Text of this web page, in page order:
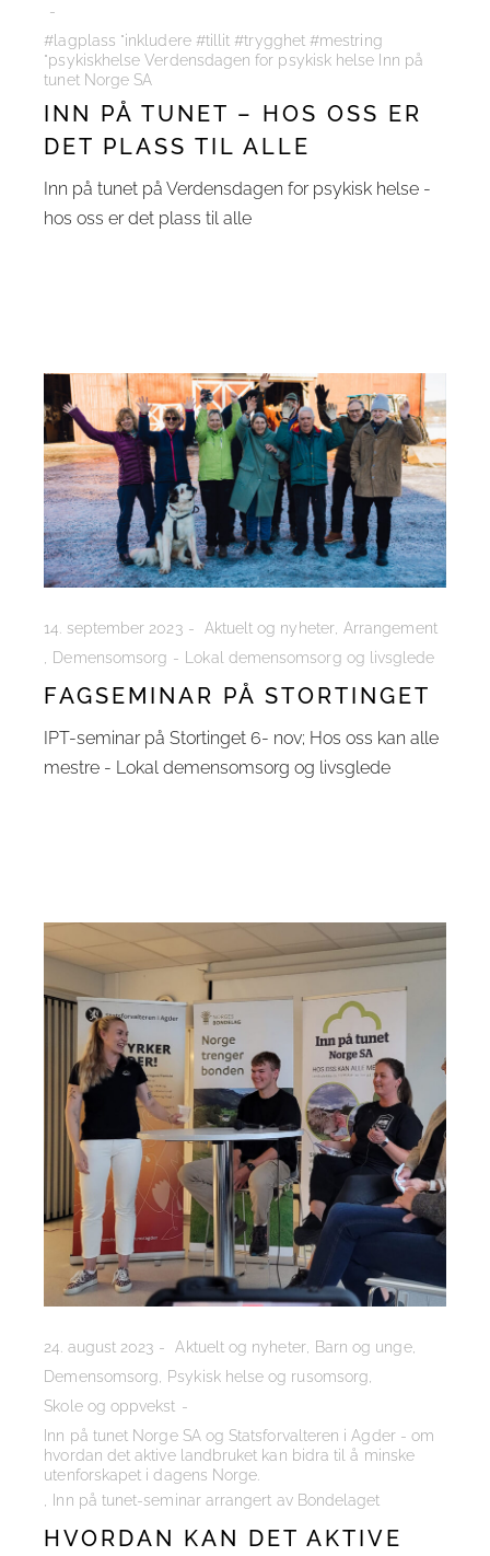
#lagplass "inkludere #tillit #trygghet #mestring
"psykiskhelse Verdensdagen for psykisk helse Inn på
tunet Norge SA
INN PÅ TUNET – HOS OSS ER
DET PLASS TIL ALLE
Inn på tunet på Verdensdagen for psykisk helse -
hos oss er det plass til alle
14. september 2023 Aktuelt og nyheter Arrangement
Demensomsorg
Lokal demensomsorg og livsglede
FAGSEMINAR PÅ STORTINGET
IPT-seminar på Stortinget 6- nov; Hos oss kan alle
mestre - Lokal demensomsorg og livsglede
24. august 2023 Aktuelt og nyheter
Barn og unge
Demensomsorg
Psykisk helse og rusomsorg
Skole og oppvekst
Inn på tunet Norge SA og Statsforvalteren i Agder - om
hvordan det aktive landbruket kan bidra til å minske
utenforskapet i dagens Norge.
Inn på tunet-seminar arrangert av Bondelaget
HVORDAN KAN DET AKTIVE